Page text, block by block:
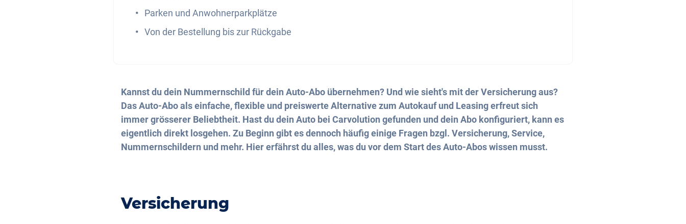
Parken und Anwohnerparkplätze
Von der Bestellung bis zur Rückgabe
Kannst du dein Nummernschild für dein Auto-Abo übernehmen? Und wie sieht's mit der Versicherung aus?
Das Auto-Abo als einfache, flexible und preiswerte Alternative zum Autokauf und Leasing erfreut sich
immer grösserer Beliebtheit. Hast du dein Auto bei Carvolution gefunden und dein Abo konfiguriert, kann es
eigentlich direkt losgehen. Zu Beginn gibt es dennoch häufig einige Fragen bzgl. Versicherung, Service,
Nummernschildern und mehr. Hier erfährst du alles, was du vor dem Start des Auto-Abos wissen musst.
Versicherung